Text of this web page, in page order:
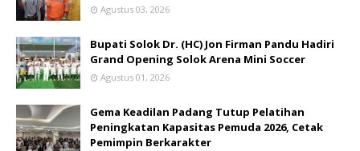
Agustus 03, 2026
Bupati Solok Dr. (HC) Jon Firman Pandu Hadiri
Grand Opening Solok Arena Mini Soccer
Agustus 01, 2026
Gema Keadilan Padang Tutup Pelatihan
Peningkatan Kapasitas Pemuda 2026, Cetak
Pemimpin Berkarakter